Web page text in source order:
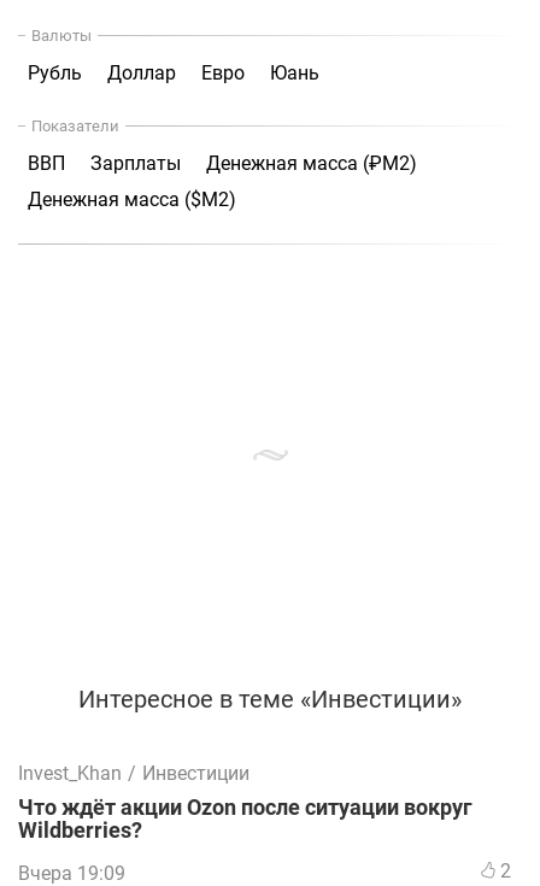
Валюты
Рубль Доллар Евро Юань
Показатели
ВВП Зарплаты
Денежная масса (₽М2)
Денежная масса ($М2)
Интересное в теме «Инвестиции»
Invest_Khan / Инвестиции
Что ждёт акции Ozon после ситуации вокруг
Wildberries?
Вчера 19:09 2